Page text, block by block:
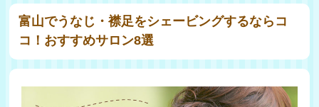
富山でうなじ・襟足をシェービングするならコ
コ！おすすめサロン8選